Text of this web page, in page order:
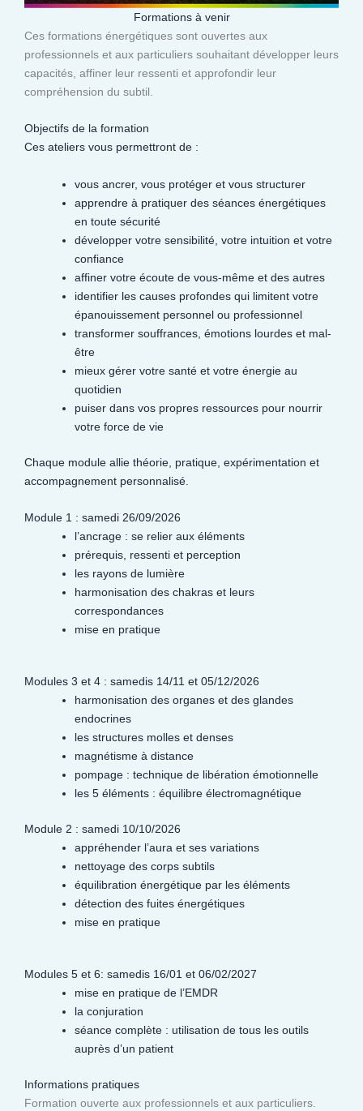
Formations à venir
Ces formations énergétiques sont ouvertes aux
professionnels et aux particuliers souhaitant développer leurs
capacités, affiner leur ressenti et approfondir leur
compréhension du subtil.​
Objectifs de la formation
Ces ateliers vous permettront de :
vous ancrer, vous protéger et vous structurer
apprendre à pratiquer des séances énergétiques
en toute sécurité
développer votre sensibilité, votre intuition et votre
confiance
affiner votre écoute de vous-même et des autres
identifier les causes profondes qui limitent votre
épanouissement personnel ou professionnel
transformer souffrances, émotions lourdes et mal-
être
mieux gérer votre santé et votre énergie au
quotidien
puiser dans vos propres ressources pour nourrir
votre force de vie
Chaque module allie théorie, pratique, expérimentation et
accompagnement personnalisé.
Module 1 : samedi 26/09/2026
l’ancrage : se relier aux éléments
prérequis, ressenti et perception
les rayons de lumière
harmonisation des chakras et leurs
correspondances
mise en pratique
Modules 3 et 4 : samedis 14/11 et 05/12/2026
harmonisation des organes et des glandes
endocrines
les structures molles et denses
magnétisme à distance
pompage : technique de libération émotionnelle
les 5 éléments : équilibre électromagnétique
Module 2 : samedi 10/10/2026
appréhender l’aura et ses variations
nettoyage des corps subtils
équilibration énergétique par les éléments
détection des fuites énergétiques
mise en pratique
Modules 5 et 6: samedis 16/01 et 06/02/2027
mise en pratique de l’EMDR
la conjuration
séance complète : utilisation de tous les outils
auprès d’un patient
Informations pratiques
Formation ouverte aux professionnels et aux particuliers.